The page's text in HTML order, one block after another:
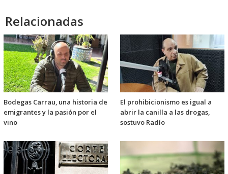
Relacionadas
Bodegas Carrau, una historia de
emigrantes y la pasión por el
vino
El prohibicionismo es igual a
abrir la canilla a las drogas,
sostuvo Radío